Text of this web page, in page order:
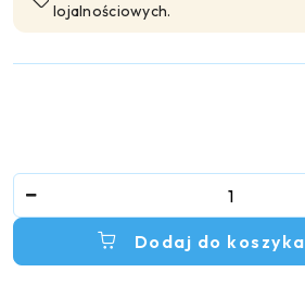
lojalnościowych.
Dodaj do koszyka